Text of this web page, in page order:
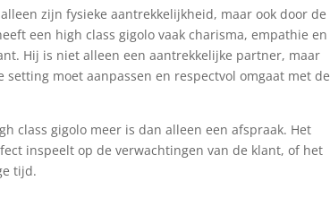
zijn fysieke aantrekkelijkheid, maar ook door de
een high class gigolo vaak charisma, empathie en
Hij is niet alleen een aantrekkelijke partner, maar
moet aanpassen en respectvol omgaat met de
class gigolo meer is dan alleen een afspraak. Het
inspeelt op de verwachtingen van de klant, of het
tijd.